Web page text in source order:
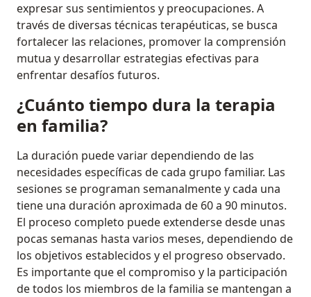
expresar sus sentimientos y preocupaciones. A
través de diversas técnicas terapéuticas, se busca
fortalecer las relaciones, promover la comprensión
mutua y desarrollar estrategias efectivas para
enfrentar desafíos futuros.
¿Cuánto tiempo dura la terapia
en familia?
La duración puede variar dependiendo de las
necesidades específicas de cada grupo familiar. Las
sesiones se programan semanalmente y cada una
tiene una duración aproximada de 60 a 90 minutos.
El proceso completo puede extenderse desde unas
pocas semanas hasta varios meses, dependiendo de
los objetivos establecidos y el progreso observado.
Es importante que el compromiso y la participación
de todos los miembros de la familia se mantengan a